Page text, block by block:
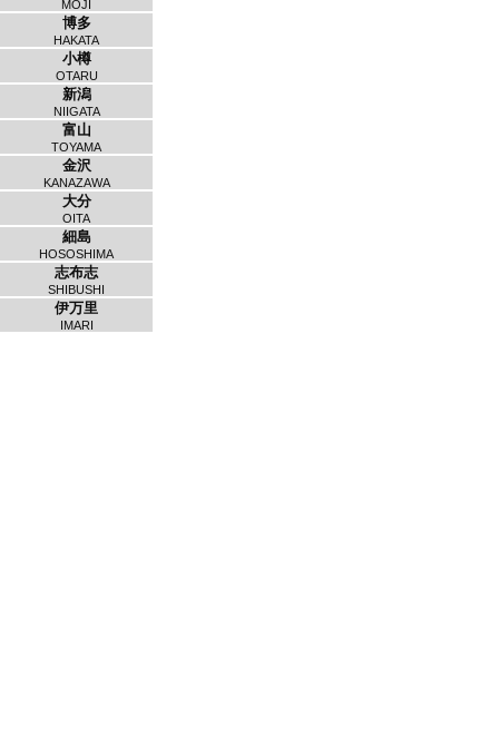
MOJI
博多
HAKATA
小樽
OTARU
新潟
NIIGATA
富山
TOYAMA
金沢
KANAZAWA
大分
OITA
細島
HOSOSHIMA
志布志
SHIBUSHI
伊万里
IMARI